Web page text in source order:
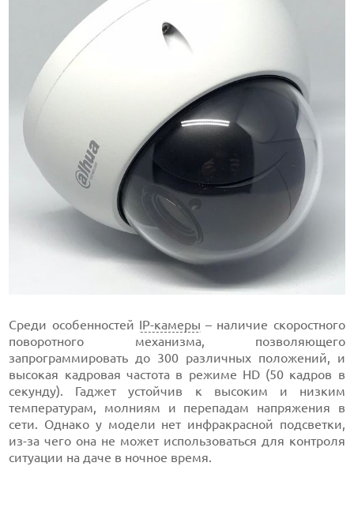
Среди особенностей IP-камеры – наличие скоростного
поворотного механизма, позволяющего
запрограммировать до 300 различных положений, и
высокая кадровая частота в режиме HD (50 кадров в
секунду). Гаджет устойчив к высоким и низким
температурам, молниям и перепадам напряжения в
сети. Однако у модели нет инфракрасной подсветки,
из-за чего она не может использоваться для контроля
ситуации на даче в ночное время.